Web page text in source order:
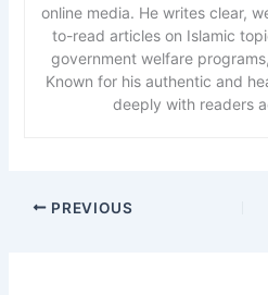
online media. He writes clear,
to-read articles on Islamic
government welfare
Known for his authentic and
deeply with readers
PREVIOUS